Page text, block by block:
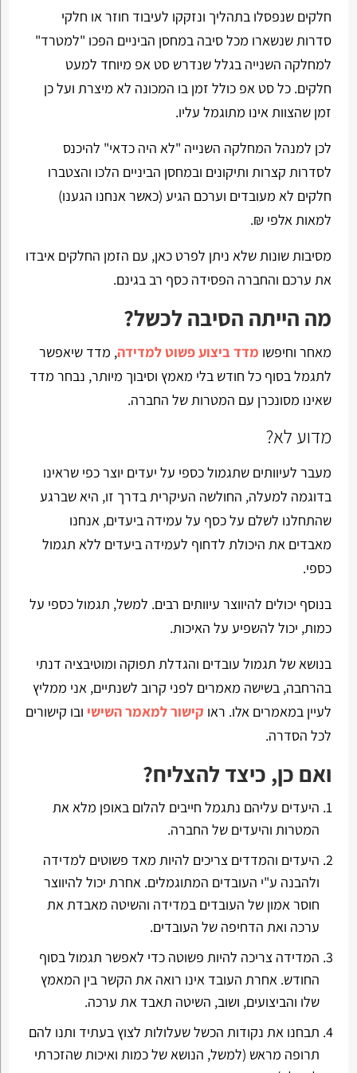
חלקים שנפסלו בתהליך ונזקקו לעיבוד חוזר או חלקי
סדרות שנשארו מכל סיבה במחסן הביניים הפכו "למטרד"
למחלקה השנייה בגלל שנדרש סט אפ מיוחד למעט
חלקים. כל סט אפ כולל זמן בו המכונה לא מיצרת ועל כן
זמן שהצוות אינו מתוגמל עליו.
לכן למנהל המחלקה השנייה "לא היה כדאי" להיכנס
לסדרות קצרות ותיקונים ובמחסן הביניים הלכו והצטברו
חלקים לא מעובדים וערכם הגיע (כאשר אנחנו הגענו)
למאות אלפי ₪.
מסיבות שונות שלא ניתן לפרט כאן, עם הזמן החלקים איבדו
את ערכם והחברה הפסידה כסף רב בגינם.
מה הייתה הסיבה לכשל?
מאחר וחיפשו מדד ביצוע פשוט למדידה, מדד שיאפשר
לתגמל בסוף כל חודש בלי מאמץ וסיבוך מיותר, נבחר מדד
שאינו מסונכרן עם המטרות של החברה.
מדוע לא?
מעבר לעיוותים שתגמול כספי על יעדים יוצר כפי שראינו
בדוגמה למעלה, החולשה העיקרית בדרך זו, היא שברגע
שהתחלנו לשלם על כסף על עמידה ביעדים, אנחנו
מאבדים את היכולת לדחוף לעמידה ביעדים ללא תגמול
כספי.
בנוסף יכולים להיווצר עיוותים רבים. למשל, תגמול כספי על
כמות, יכול להשפיע על האיכות.
בנושא של תגמול עובדים והגדלת תפוקה ומוטיבציה דנתי
בהרחבה, בשישה מאמרים לפני קרוב לשנתיים, אני ממליץ
לעיין במאמרים אלו. ראו קישור למאמר השישי ובו קישורים
לכל הסדרה.
ואם כן, כיצד להצליח?
היעדים עליהם נתגמל חייבים להלום באופן מלא את
המטרות והיעדים של החברה.
היעדים והמדדים צריכים להיות מאד פשוטים למדידה
ולהבנה ע"י העובדים המתוגמלים. אחרת יכול להיווצר
חוסר אמון של העובדים במדידה והשיטה מאבדת את
ערכה ואת הדחיפה של העובדים.
המדידה צריכה להיות פשוטה כדי לאפשר תגמול בסוף
החודש. אחרת העובד אינו רואה את הקשר בין המאמץ
שלו והביצועים, ושוב, השיטה תאבד את ערכה.
תבחנו את נקודות הכשל שעלולות לצוץ בעתיד ותנו להם
תרופה מראש (למשל, הנושא של כמות ואיכות שהזכרתי